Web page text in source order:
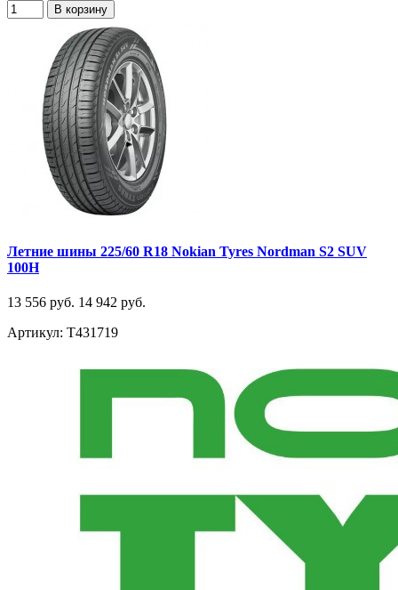
В корзину
Летние шины 225/60 R18 Nokian Tyres Nordman S2 SUV
100H
13 556 руб. 14 942 руб.
Артикул: T431719